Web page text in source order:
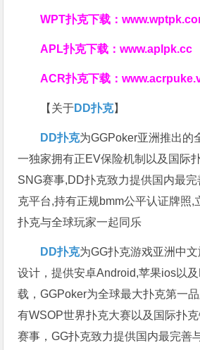
WPT扑克下载：
APL扑克下载：www.aplpk.cc
ACR扑克下载：
【关于DD扑克】
DD扑克为GGPoker亚洲推出的
一独家拥有正EV保险机制以及国际
SNG赛事,DD扑克致力提供国内最
克平台,持有正规bmm公平认证牌照,
扑克与全球玩家一起同乐
DD扑克为GG扑克游戏亚洲中
设计，提供安卓Android,苹果ios以
载，GGPoker为全球最大扑克第一
有WSOP世界扑克大赛以及国际扑
赛事，GG扑克致力提供国内最完善